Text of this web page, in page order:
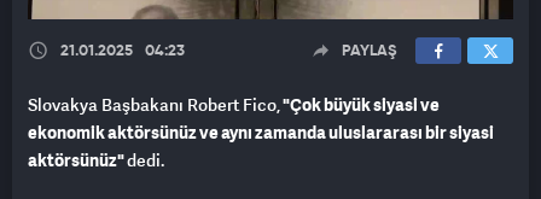
21.01.2025 04:23 PAYLAŞ
Slovakya Başbakanı Robert Fico,"Çok büyük siyasi ve
ekonomik aktörsünüzve aynı zamanda uluslararası bir siyasi
aktörsünüz"dedi.